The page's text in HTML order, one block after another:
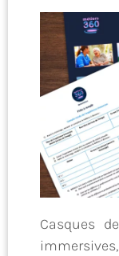
Casques